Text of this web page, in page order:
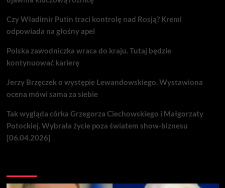
Czy Władimir Putin traci kontrolę nad Rosją? Kreml
odpowiada na głośny apel
Polska zawodniczka wraca do kraju. Tutaj będzie
kontynuować karierę
Jerzy Brzęczek o występie Lewandowskiego. Wystawiona
ocena mówi sama za siebie
Tak wygląda córka Grzegorza Ciechowskiego i Małgorzaty
Potockiej. Wybrała życie poza światem show-biznesu
[06.04.2026]